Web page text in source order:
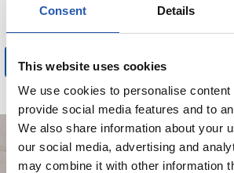
Consent Details
This website uses cookies
We use cookies to personalise content
provide social media features and to
We also share information about your
our social media, advertising and
may combine it with other information
COMPRAR
¡SÓLO EN WEB!
-30%